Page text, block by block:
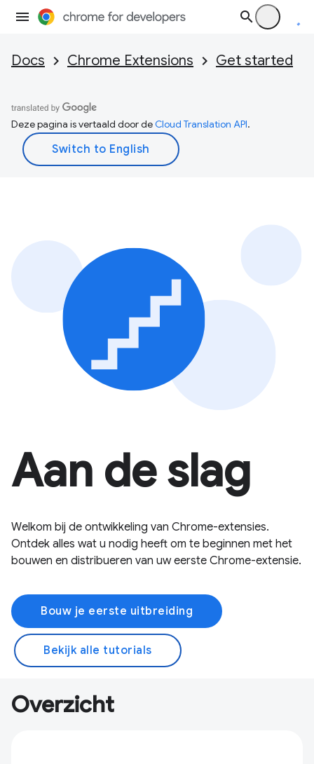
Docs Chrome Extensions Get started
Deze pagina is vertaald door deCloud Translation API.
Aan de slag
Welkom bij de ontwikkeling van Chrome-extensies.
Ontdek alles wat u nodig heeft om te beginnen met het
bouwen en distribueren van uw eerste Chrome-extensie.
Bouw je eerste uitbreiding
Bekijk alle tutorials
Overzicht